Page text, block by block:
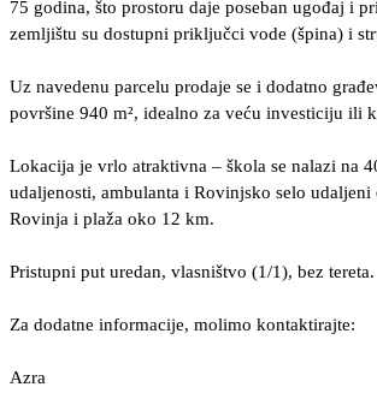
75 godina, što prostoru daje poseban ugođaj i
zemljištu su dostupni priključci vode (špina) i
Uz navedenu parcelu prodaje se i dodatno
površine 940 m², idealno za veću investiciju ili
Lokacija je vrlo atraktivna – škola se nalazi na
udaljenosti, ambulanta i Rovinjsko selo udaljeni
Rovinja i plaža oko 12 km.
Pristupni put uredan, vlasništvo (1/1), bez tereta.
Za dodatne informacije, molimo kontaktirajte:
Azra